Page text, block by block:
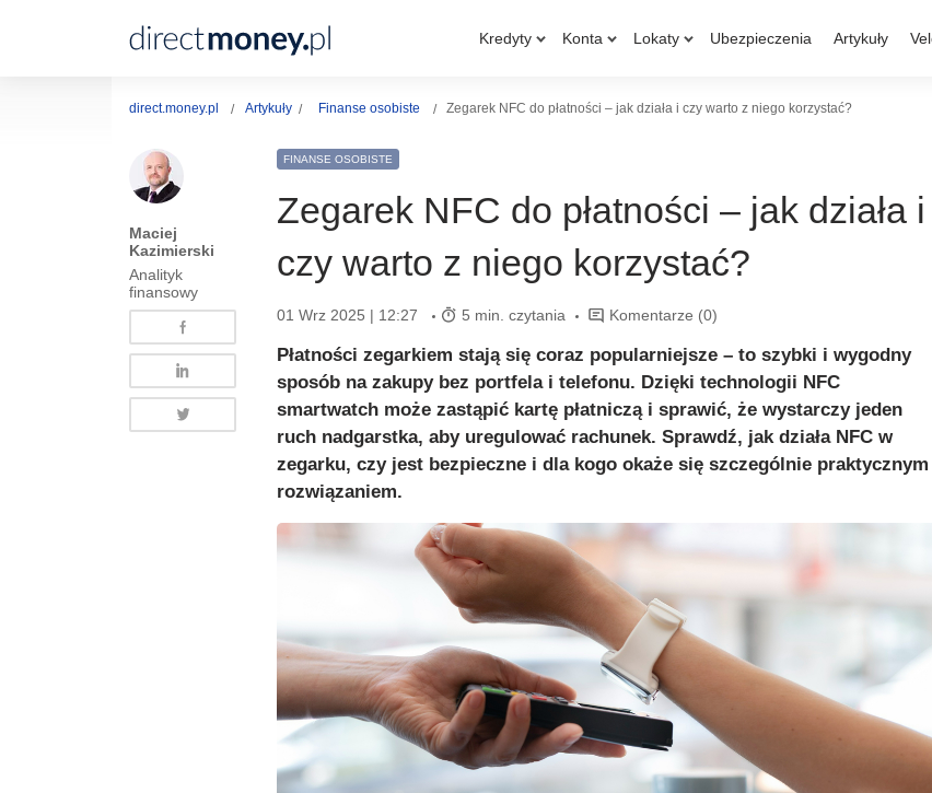
Kredyty Konta Lokaty Ubezpieczenia Artykuły
direct.money.pl Artykuły Finanse osobiste Zegarek NFC do płatności – jak działa i czy warto z niego korzystać?
Maciej
Kazimierski
Analityk
finansowy
FINANSE OSOBISTE
Zegarek NFC do płatności – jak działa i
czy warto z niego korzystać?
01 Wrz 2025 | 12:27 5 min. czytania Komentarze (0)
Płatności zegarkiem stają się coraz popularniejsze – to szybki i wygodny
sposób na zakupy bez portfela i telefonu. Dzięki technologii NFC
smartwatch może zastąpić kartę płatniczą i sprawić, że wystarczy jeden
ruch nadgarstka, aby uregulować rachunek. Sprawdź, jak działa NFC w
zegarku, czy jest bezpieczne i dla kogo okaże się szczególnie praktycznym
rozwiązaniem.